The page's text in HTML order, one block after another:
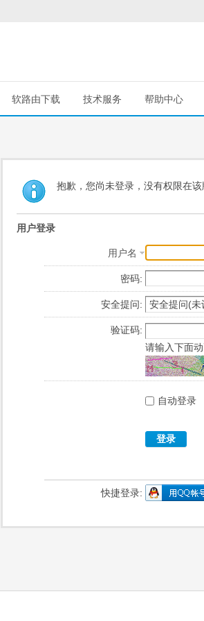
软路由下载 技术服务 帮助中心
抱歉，您尚未登录，没有权限在
用户登录
用户名
密码:
安全提问:
验证码:
请输入下面
自动登录
登录
快捷登录: